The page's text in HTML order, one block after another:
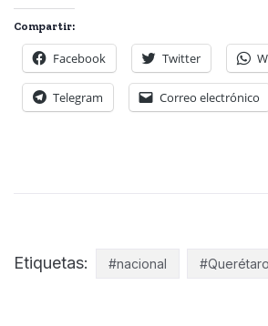
Compartir:
Facebook Twitter
Telegram Correo electrónico
Etiquetas: #nacional #Querétaro